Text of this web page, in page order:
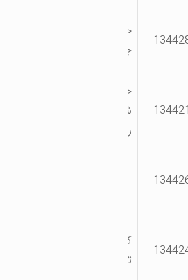
خیابان جانبازان
چوببری نائینی
خیابان امام جنب
شرکت تعاونی
روستایی
تالش به رشت